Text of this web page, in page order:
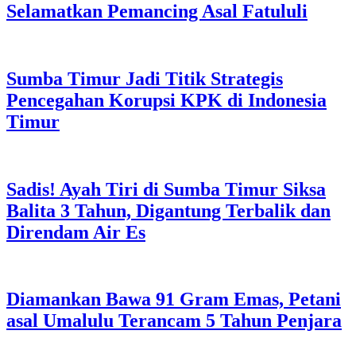
Selamatkan Pemancing Asal Fatululi
Sumba Timur Jadi Titik Strategis
Pencegahan Korupsi KPK di Indonesia
Timur
Sadis! Ayah Tiri di Sumba Timur Siksa
Balita 3 Tahun, Digantung Terbalik dan
Direndam Air Es
Diamankan Bawa 91 Gram Emas, Petani
asal Umalulu Terancam 5 Tahun Penjara